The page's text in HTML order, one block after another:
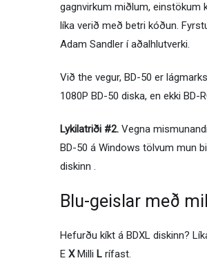
gagnvirkum miðlum, einstökum
líka verið með betri kóðun.
Adam Sandler í aðalhlutverki.
Við the vegur, BD-50 er
1080P BD-50 diska, en ekki BD-
Lykilatriði #2. Vegna
BD-50 á Windows tölvum mun
diskinn .
Blu-geislar með
Hefurðu kíkt á BDXL diskinn?
E XMilli L rífast.